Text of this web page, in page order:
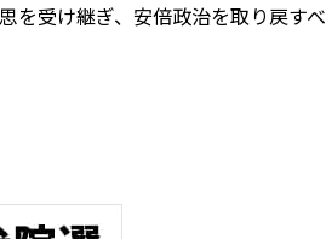
を受け継ぎ、安倍政治を取り戻すべ